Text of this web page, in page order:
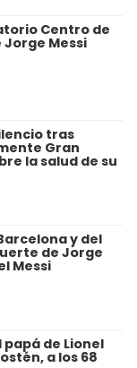
Centro de
Messi
tras
Gran
la salud de su
y del
de Jorge
Messi
papá de Lionel
a los 68